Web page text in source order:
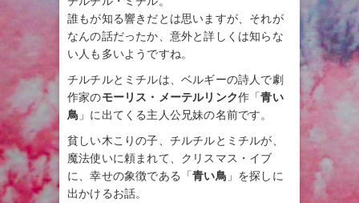
誰もが知る響きだとは思いますが、それが
なんの話だったか、意外と詳しくは知らな
い人も多いようですね。
チルチルとミチルは、ベルギーの詩人で劇
作家のモーリス・メーテルリンク作「青い
鳥 」に出てくる主人公兄妹の名前です。
貧しい木こりの子、チルチルとミチルが、
魔法使いに頼まれて、クリスマス・イブ
に、幸せの象徴である「青い鳥 」を探しに
出かけるお話。